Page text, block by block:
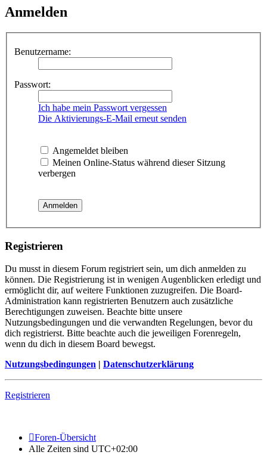
Anmelden
Benutzername:
Passwort:
Ich habe mein Passwort vergessen
Die Aktivierungs-E-Mail erneut senden
Angemeldet bleiben
Meinen Online-Status während dieser Sitzung
verbergen
Registrieren
Du musst in diesem Forum registriert sein, um dich anmelden zu
können. Die Registrierung ist in wenigen Augenblicken erledigt und
ermöglicht dir, auf weitere Funktionen zuzugreifen. Die Board-
Administration kann registrierten Benutzern auch zusätzliche
Berechtigungen zuweisen. Beachte bitte unsere
Nutzungsbedingungen und die verwandten Regelungen, bevor du
dich registrierst. Bitte beachte auch die jeweiligen Forenregeln,
wenn du dich in diesem Board bewegst.
Nutzungsbedingungen | Datenschutzerklärung
Registrieren
Foren-Übersicht
Alle Zeiten sind UTC+02:00